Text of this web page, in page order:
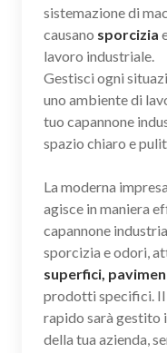
sistemazione di
causano sporcizia
lavoro industriale.
Gestisci ogni
uno ambiente di
tuo capannone
spazio chiaro e
La moderna
agisce in maniera
capannone
sporcizia e odori,
superfici,
prodotti specifici. Il
rapido sarà gestito
della tua azienda,